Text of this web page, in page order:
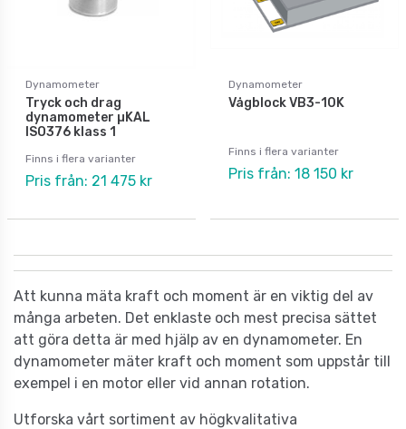
Dynamometer
Tryck och drag
dynamometer µKAL
ISO376 klass 1
Finns i flera varianter
Pris från: 21 475 kr
Dynamometer
Vågblock VB3-10K
Finns i flera varianter
Pris från: 18 150 kr
Att kunna mäta kraft och moment är en viktig del av
många arbeten. Det enklaste och mest precisa sättet
att göra detta är med hjälp av en dynamometer. En
dynamometer mäter kraft och moment som uppstår till
exempel i en motor eller vid annan rotation.
Utforska vårt sortiment av högkvalitativa